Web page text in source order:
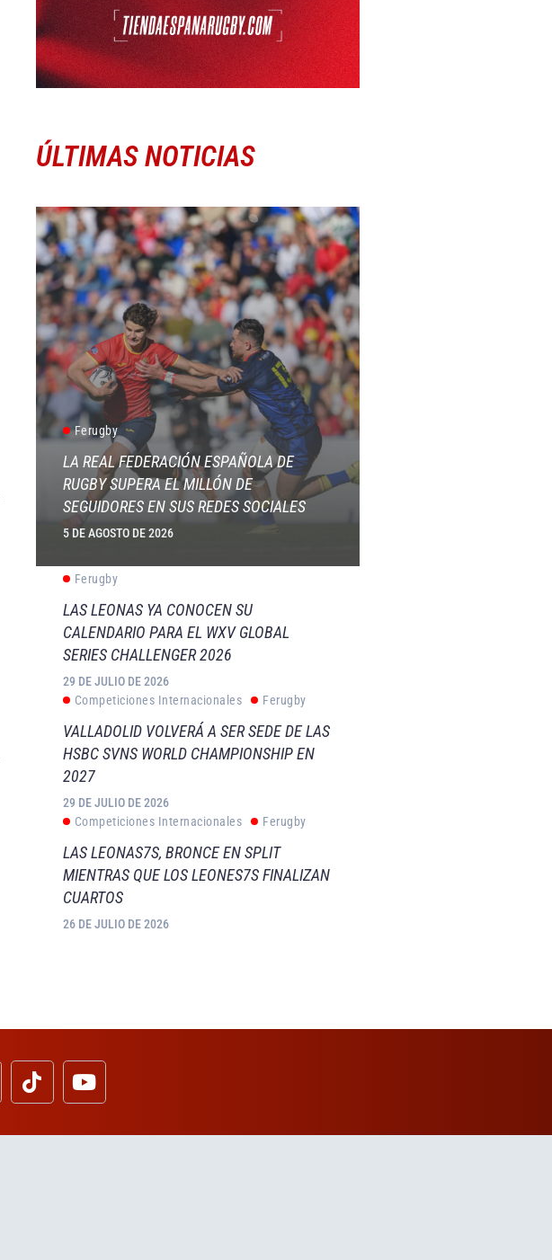
ÚLTIMAS NOTICIAS
Ferugby
LA REAL FEDERACIÓN ESPAÑOLA DE
RUGBY SUPERA EL MILLÓN DE
SEGUIDORES EN SUS REDES SOCIALES
5 DE AGOSTO DE 2026
Ferugby
LAS LEONAS YA CONOCEN SU
CALENDARIO PARA EL WXV GLOBAL
SERIES CHALLENGER 2026
29 DE JULIO DE 2026
Competiciones Internacionales
Ferugby
VALLADOLID VOLVERÁ A SER SEDE DE LAS
HSBC SVNS WORLD CHAMPIONSHIP EN
2027
29 DE JULIO DE 2026
Competiciones Internacionales
Ferugby
LAS LEONAS7S, BRONCE EN SPLIT
MIENTRAS QUE LOS LEONES7S FINALIZAN
CUARTOS
26 DE JULIO DE 2026